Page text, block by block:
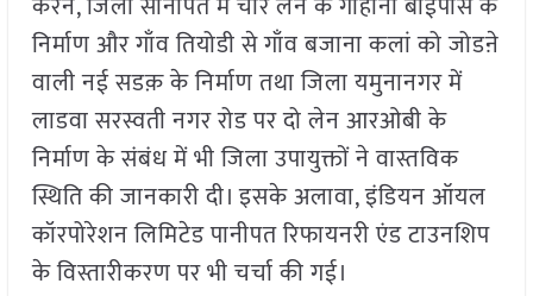
निर्माण और गाँव तियोडी से गाँव बजाना कलां को जोडऩे
वाली नई सडक़ के निर्माण तथा जिला यमुनानगर में
लाडवा सरस्वती नगर रोड पर दो लेन आरओबी के
निर्माण के संबंध में भी जिला उपायुक्तों ने वास्तविक
स्थिति की जानकारी दी। इसके अलावा, इंडियन ऑयल
कॉरपोरेशन लिमिटेड पानीपत रिफायनरी एंड टाउनशिप
के विस्तारीकरण पर भी चर्चा की गई।